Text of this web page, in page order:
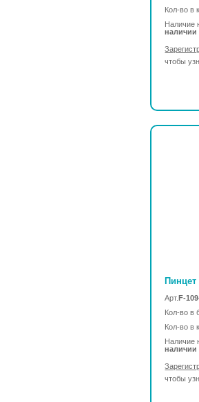
Кол-во в
Наличие
наличии
чтобы
Арт.F-
Кол-во в
Кол-во в
Наличие
наличии
чтобы